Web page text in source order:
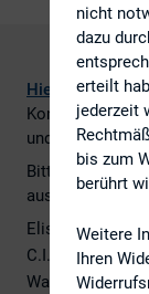
Hier
finden Sie
Konferenztag –
und
Bitte nehmen
ausgefüllten
Elisabeth Karner
C.I.R.A. –
Wallnerstraße 8
nicht
dazu
erteilt
jederzeit
bis zum
berührt
Weitere
Ihren